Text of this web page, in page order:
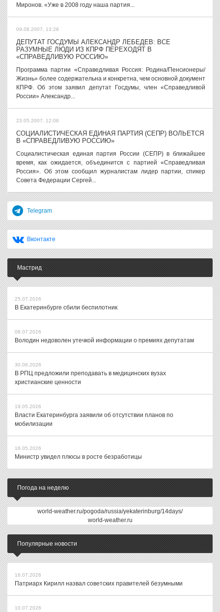
Миронов. «Уже в 2008 году наша партия...
09.08.2007, 13:28
ДЕПУТАТ ГОСДУМЫ АЛЕКСАНДР ЛЕБЕДЕВ: ВСЕ
РАЗУМНЫЕ ЛЮДИ ИЗ КПРФ ПЕРЕХОДЯТ В
«СПРАВЕДЛИВУЮ РОССИЮ»
Программа партии «Справедливая Россия: Родина/Пенсионеры/
Жизнь» более содержательна и конкретна, чем основной документ
КПРФ. Об этом заявил депутат Госдумы, член «Справедливой
России» Александр...
23.05.2007, 12:08
СОЦИАЛИСТИЧЕСКАЯ ЕДИНАЯ ПАРТИЯ (СЕПР) ВОЛЬЕТСЯ
В «СПРАВЕДЛИВУЮ РОССИЮ»
Социалистическая единая партия России (СЕПР) в ближайшее
время, как ожидается, объединится с партией «Справедливая
Россия». Об этом сообщил журналистам лидер партии, спикер
Совета Федерации Сергей...
Telegram
Вконтакте
Мастрид
25.07.2026
В Екатеринбурге сбили беспилотник
08.07.2026
Володин недоволен утечкой информации о премиях депутатам
30.06.2026
В РПЦ предложили преподавать в медицинских вузах
христианские ценности
19.05.2026
Власти Екатеринбурга заявили об отсутствии планов по
мобилизации
18.05.2026
Министр увидел плюсы в росте безработицы
Погода на неделю
world-weather.ru/pogoda/russia/yekaterinburg/14days/
world-weather.ru
Популярные новости
16.07.2026
Патриарх Кирилл назвал советских правителей безумными
10.07.2026